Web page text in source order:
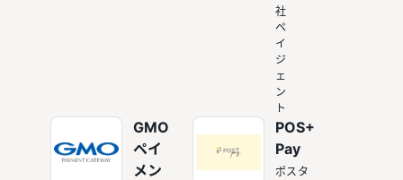
社
ペ
イ
ジ
ェ
ン
ト
GMO
ペイ
メン
POS+
Pay
ポスタ